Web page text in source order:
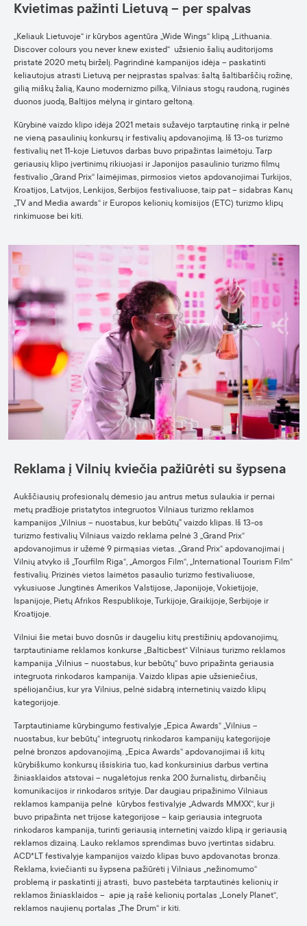
Kvietimas pažinti Lietuvą – per spalvas
„Keliauk Lietuvoje“ ir kūrybos agentūra „Wide Wings“ klipą „Lithuania.
Discover colours you never knew existed“ užsienio šalių auditorijoms
pristatė 2020 metų birželį. Pagrindinė kampanijos idėja – paskatinti
keliautojus atrasti Lietuvą per neįprastas spalvas: šaltą šaltibarščių rožinę,
gilią miškų žalią, Kauno modernizmo pilką, Vilniaus stogų raudoną, ruginės
duonos juodą, Baltijos mėlyną ir gintaro geltoną.
Kūrybinė vaizdo klipo idėja 2021 metais sužavėjo tarptautinę rinką ir pelnė
ne vieną pasaulinių konkursų ir festivalių apdovanojimą. Iš 13-os turizmo
festivalių net 11-koje Lietuvos darbas buvo pripažintas laimėtoju. Tarp
geriausių klipo įvertinimų rikiuojasi ir Japonijos pasaulinio turizmo filmų
festivalio „Grand Prix“ laimėjimas, pirmosios vietos apdovanojimai Turkijos,
Kroatijos, Latvijos, Lenkijos, Serbijos festivaliuose, taip pat – sidabras Kanų
„TV and Media awards“ ir Europos kelionių komisijos (ETC) turizmo klipų
rinkimuose bei kiti.
Reklama į Vilnių kviečia pažiūrėti su šypsena
Aukščiausių profesionalų dėmesio jau antrus metus sulaukia ir pernai
metų pradžioje pristatytos integruotos Vilniaus turizmo reklamos
kampanijos „Vilnius – nuostabus, kur bebūtų” vaizdo klipas. Iš 13-os
turizmo festivalių Vilniaus vaizdo reklama pelnė 3 „Grand Prix“
apdovanojimus ir užėmė 9 pirmąsias vietas. „Grand Prix“ apdovanojimai į
Vilnių atvyko iš „Tourfilm Riga“, „Amorgos Film“, „International Tourism Film“
festivalių. Prizinės vietos laimėtos pasaulio turizmo festivaliuose,
vykusiuose Jungtinės Amerikos Valstijose, Japonijoje, Vokietijoje,
Ispanijoje, Pietų Afrikos Respublikoje, Turkijoje, Graikijoje, Serbijoje ir
Kroatijoje.
Vilniui šie metai buvo dosnūs ir daugeliu kitų prestižinių apdovanojimų,
tarptautiniame reklamos konkurse „Balticbest“ Vilniaus turizmo reklamos
kampanija „Vilnius – nuostabus, kur bebūtų“ buvo pripažinta geriausia
integruota rinkodaros kampanija. Vaizdo klipas apie užsieniečius,
spėliojančius, kur yra Vilnius, pelnė sidabrą internetinių vaizdo klipų
kategorijoje.
Tarptautiniame kūrybingumo festivalyje „Epica Awards“ „Vilnius –
nuostabus, kur bebūtų“ integruotų rinkodaros kampanijų kategorijoje
pelnė bronzos apdovanojimą. „Epica Awards“ apdovanojimai iš kitų
kūrybiškumo konkursų išsiskiria tuo, kad konkursinius darbus vertina
žiniasklaidos atstovai – nugalėtojus renka 200 žurnalistų, dirbančių
komunikacijos ir rinkodaros srityje. Dar daugiau pripažinimo Vilniaus
reklamos kampanija pelnė kūrybos festivalyje „Adwards MMXX“, kur ji
buvo pripažinta net trijose kategorijose – kaip geriausia integruota
rinkodaros kampanija, turinti geriausią internetinį vaizdo klipą ir geriausią
reklamos dizainą. Lauko reklamos sprendimas buvo įvertintas sidabru.
ACD*LT festivalyje kampanijos vaizdo klipas buvo apdovanotas bronza.
Reklama, kviečianti su šypsena pažiūrėti į Vilniaus „nežinomumo“
problemą ir paskatinti jį atrasti, buvo pastebėta tarptautinės kelionių ir
reklamos žiniasklaidos – apie ją rašė kelionių portalas „Lonely Planet“,
reklamos naujienų portalas „The Drum“ ir kiti.